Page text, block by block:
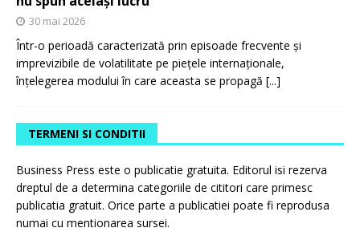
30 mai 2026
Într-o perioadă caracterizată prin episoade frecvente și
imprevizibile de volatilitate pe piețele internaționale,
înțelegerea modului în care aceasta se propagă [...]
TERMENI SI CONDITII
Business Press este o publicatie gratuita. Editorul isi rezerva
dreptul de a determina categoriile de cititori care primesc
publicatia gratuit. Orice parte a publicatiei poate fi reprodusa
numai cu mentionarea sursei.